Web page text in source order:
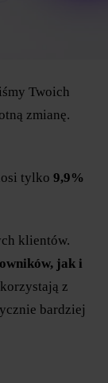
Twoich
zmianę.
tylko 9,9%
klientów.
jak i
z
bardziej